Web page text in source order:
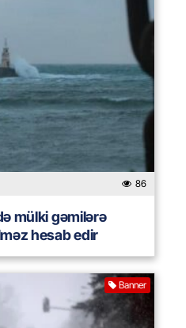
86
mülki gəmilərə
hesab edir
Banner